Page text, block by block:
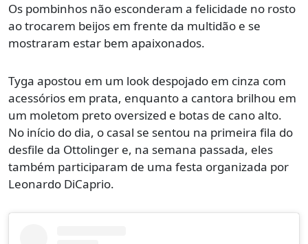
Os pombinhos não esconderam a felicidade no rosto
ao trocarem beijos em frente da multidão e se
mostraram estar bem apaixonados.
Tyga apostou em um look despojado em cinza com
acessórios em prata, enquanto a cantora brilhou em
um moletom preto oversized e botas de cano alto.
No início do dia, o casal se sentou na primeira fila do
desfile da Ottolinger e, na semana passada, eles
também participaram de uma festa organizada por
Leonardo DiCaprio.